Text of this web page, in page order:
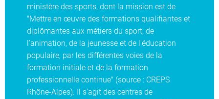
ministère des sports, dont la mission est de
"Mettre en œuvre des formations qualifiantes et
diplômantes aux métiers du sport, de
l’animation, de la jeunesse et de l'éducation
populaire, par les différentes voies de la
formation initiale et de la formation
professionnelle continue" (source : CREPS
Rhône-Alpes). Il s'agit des centres de